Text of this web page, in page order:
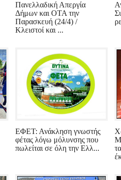
Πανελλαδική Απεργία
Δήμων και ΟΤΑ την
Παρασκευή (24/4) /
Κλειστοί και ...
ΕΦΕΤ: Ανάκληση γνωστής
φέτας λόγω μόλυνσης που
πωλείται σε όλη την Ελλ...